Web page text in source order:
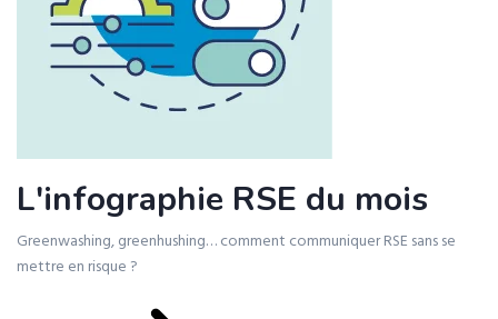
L'infographie RSE du mois
Greenwashing, greenhushing… comment communiquer RSE sans se
mettre en risque ?